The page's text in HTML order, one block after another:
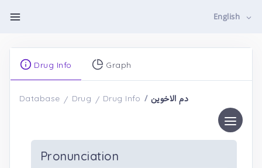
English
Drug Info Graph
Database Drug Drug Info دم الاخوین
Pronunciation